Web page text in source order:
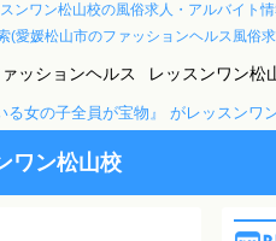
ンワン松山校の風俗求人・アルバイト
(愛媛松山市のファッションヘルス風俗
ッションヘルス レッスンワン松
る女の子全員が宝物』 がレッスンワ
ワン松山校